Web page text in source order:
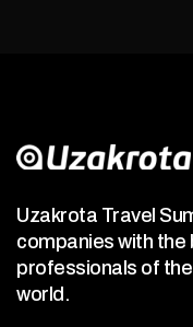
Uzakrota Travel
companies with the
professionals of
world.